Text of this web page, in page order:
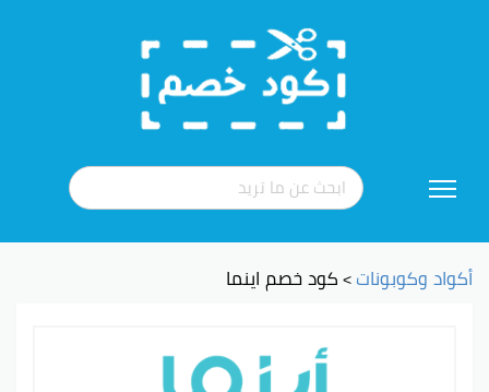
إلى
أكواد وكوبونات>كود خصم اينما